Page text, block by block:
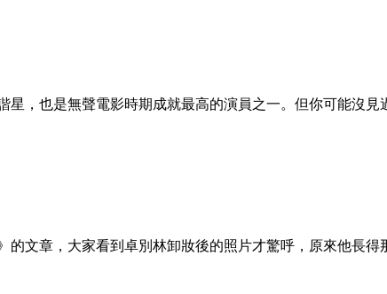
，也是無聲電影時期成就最高的演員之一。但你可能沒
文章，大家看到卓別林卸妝後的照片才驚呼，原來他長得